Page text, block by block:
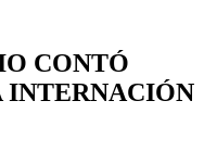
CONTÓ
INTERNACIÓN